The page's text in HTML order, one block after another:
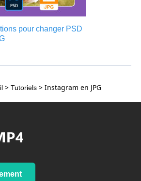
pour changer PSD
> Tutoriels > Instagram en JPG